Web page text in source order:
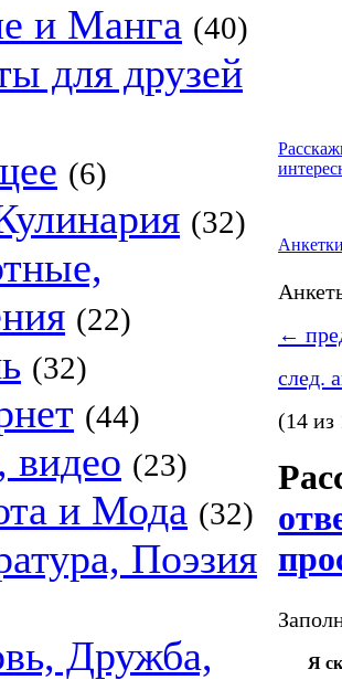
и Манга (40)
для друзей
(6)
(32)
(22)
(32)
(44)
видео (23)
и Мода (32)
Поэзия
Дружба,
←
след.
(14 из
Я